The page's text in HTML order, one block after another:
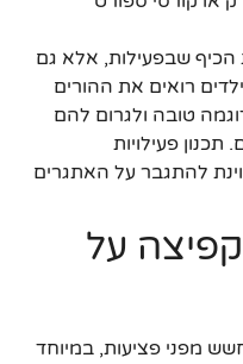
שבפעילות, אלא גם
רואים את ההורים
טובה ולגרום להם
תכנון פעילויות
להתגבר על האתגרים
על
מפני פציעות, במיוחד